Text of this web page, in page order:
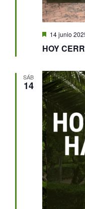
HOY
Destacado
14 junio
SÁB
14